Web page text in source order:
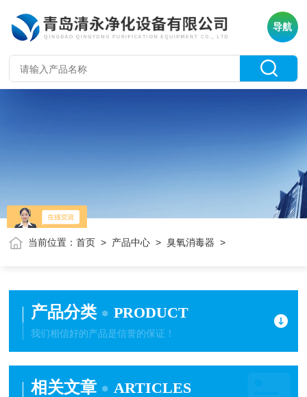
导航
当前位置：首页 > 产品中心 >臭氧消毒器 >
产品分类 PRODUCT
我们相信好的产品是信誉的保证！
相关文章 ARTICLES